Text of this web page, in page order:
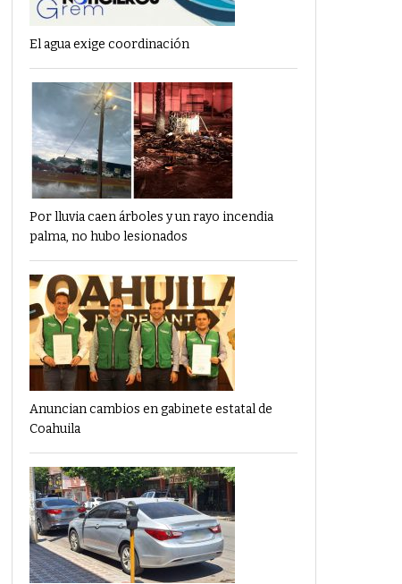
El agua exige coordinación
Por lluvia caen árboles y un rayo incendia
palma, no hubo lesionados
Anuncian cambios en gabinete estatal de
Coahuila